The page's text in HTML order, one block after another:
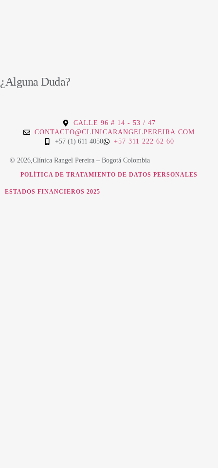
¿Alguna Duda?
CALLE 96 # 14 - 53 / 47
CONTACTO@CLINICARANGELPEREIRA.COM
+57 (1) 611 4050
+57 311 222 62 60
© 2026,Clínica Rangel Pereira – Bogotá Colombia
POLÍTICA DE TRATAMIENTO DE DATOS PERSONALES
ESTADOS FINANCIEROS 2025